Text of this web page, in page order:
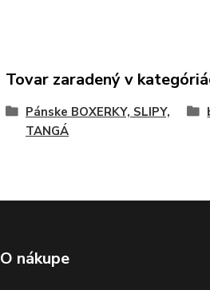
Tovar zaradený v
Pánske BOXERKY, SLIPY,
TANGÁ
O nákupe